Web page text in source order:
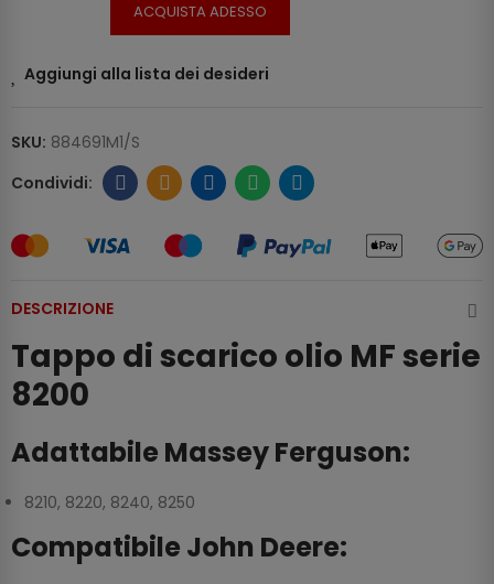
ACQUISTA ADESSO
Aggiungi alla lista dei desideri
SKU: 884691M1/S
DESCRIZIONE
Tappo di scarico olio MF serie
8200
Adattabile Massey Ferguson:
8210, 8220, 8240, 8250
Compatibile John Deere: